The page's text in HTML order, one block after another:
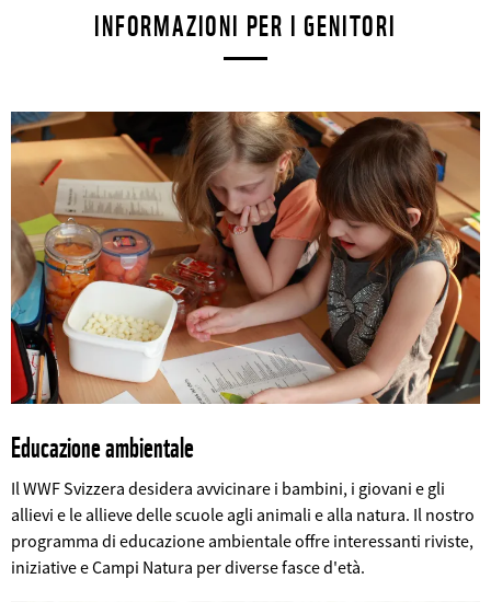
INFORMAZIONI PER I GENITORI
Educazione ambientale
Il WWF Svizzera desidera avvicinare i bambini, i giovani e gli
allievi e le allieve delle scuole agli animali e alla natura. Il nostro
programma di educazione ambientale offre interessanti riviste,
iniziative e Campi Natura per diverse fasce d'età.